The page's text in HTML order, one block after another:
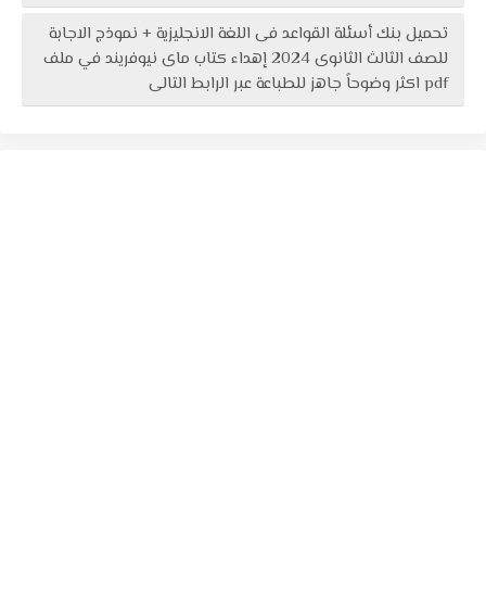
تحميل بنك أسئلة القواعد فى اللغة الانجليزية + نموذج الاجابة
للصف الثالث الثانوى 2024 إهداء كتاب ماى نيوفريند في ملف
pdf اكثر وضوحاً جاهز للطباعة عبر الرابط التالى